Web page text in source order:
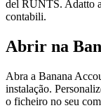
del RUNTS. Adatto
contabili.
Abrir na
Abra a Banana
instalação.
o ficheiro no seu